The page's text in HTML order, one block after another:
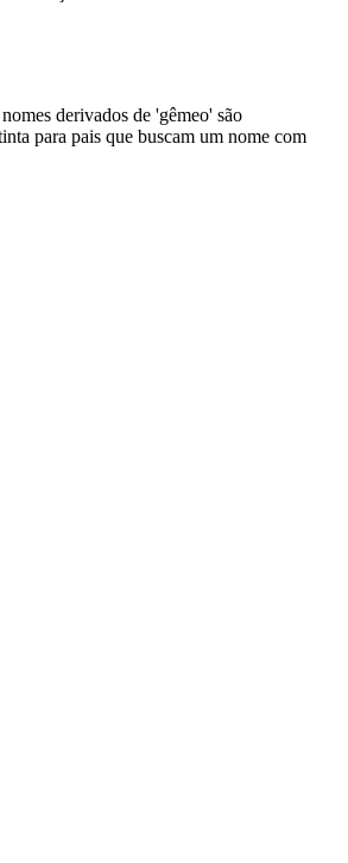
derivados de 'gêmeo' são
para pais que buscam um nome com